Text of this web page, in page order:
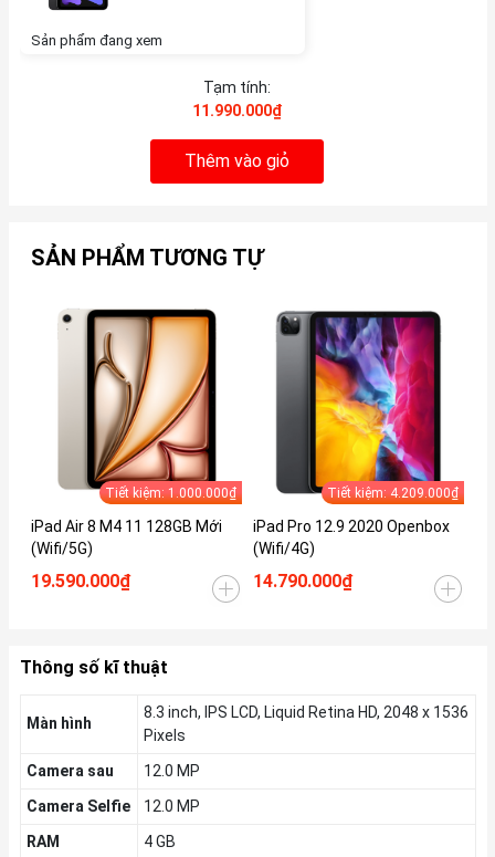
Sản phẩm đang xem
Tạm tính:
11.990.000₫
Thêm vào giỏ
SẢN PHẨM TƯƠNG TỰ
Tiết kiệm: 1.000.000₫
iPad Air 8 M4 11 128GB Mới
(Wifi/5G)
19.590.000₫
Tiết kiệm: 4.209.000₫
iPad Pro 12.9 2020 Openbox
(Wifi/4G)
14.790.000₫
Thông số kĩ thuật
Màn hình
8.3 inch, IPS LCD, Liquid Retina HD, 2048 x 1536
Pixels
Camera sau
12.0 MP
Camera Selfie
12.0 MP
RAM
4 GB